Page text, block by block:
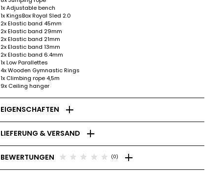
1x Adjustable bench
1x KingsBox Royal Sled 2.0
2x Elastic band 45mm
2x Elastic band 29mm
2x Elastic band 21mm
2x Elastic band 13mm
2x Elastic band 6.4mm
1x Low Parallettes
4x Wooden Gymnastic Rings
1x Climbing rope 4,5m
9x Ceiling hanger
EIGENSCHAFTEN add
LIEFERUNG & VERSAND add
BEWERTUNGEN star star star star star (0) add